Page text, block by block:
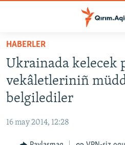
Esas
qaytmaq
Baş
navigatsiyağa
qaytmaq
Qıdıruvğa
qaytmaq
HABERLER
SİYASET
İQTİSADİYAT
MEDENİYET
HABERLER
Ukrainada kelecek
vekâletleriniñ
belgilediler
16 may 2014, 12:28